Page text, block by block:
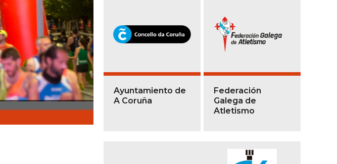
Ayuntamiento de
A Coruña
Federación
Galega de
Atletismo